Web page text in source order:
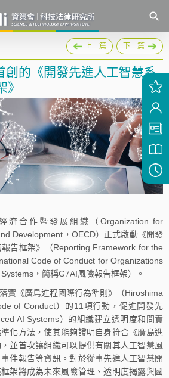
上一篇 下一篇
創的《開發先進人工智慧系
濟合作暨發展組織（Organization for
Development，OECD）正式啟動《開發
告框架》（Reporting Framework for the
Code of Conduct for Organizations
，簡稱G7AI風險報告框架）。
實《廣島進程國際行為準則》（Hiroshima
of Conduct）的11項行動，促進開發先
AI Systems）的組織建立透明度和問責
化方法，使其能夠證明自身符合《廣島進
並首次讓組織可以提供有關其人工智慧風
件報告等資訊。對於從事先進人工智慧開
架將成為未來風險管理、透明度揭露與國